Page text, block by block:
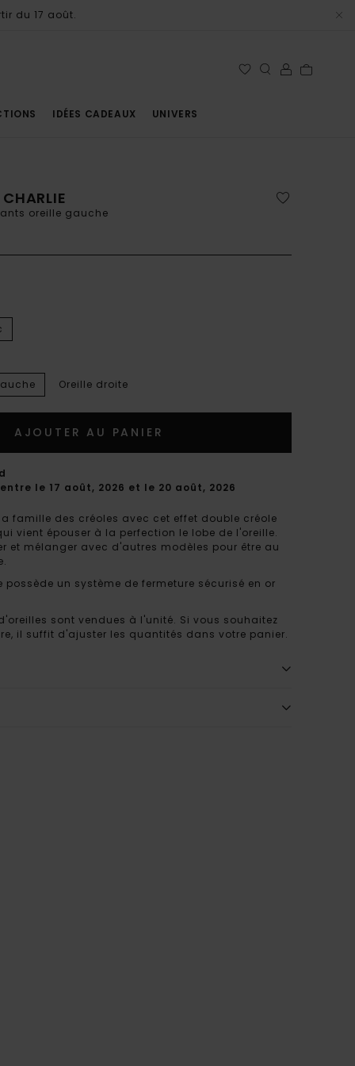
du 17 août.
IDÉES CADEAUX UNIVERS
oreille gauche
Oreille droite
AJOUTER AU PANIER
le 17 août, 2026 et le 20 août, 2026
famille des créoles avec cet effet double créole
vient épouser à la perfection le lobe de l'oreille.
et mélanger avec d'autres modèles pour être au
possède un système de fermeture sécurisé en or
sont vendues à l'unité. Si vous souhaitez
il suffit d'ajuster les quantités dans votre panier.